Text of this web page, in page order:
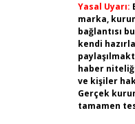
Yasal Uyarı:
marka,
bağlantısı
kendi
haber
ve kişiler
Gerçek
tamamen